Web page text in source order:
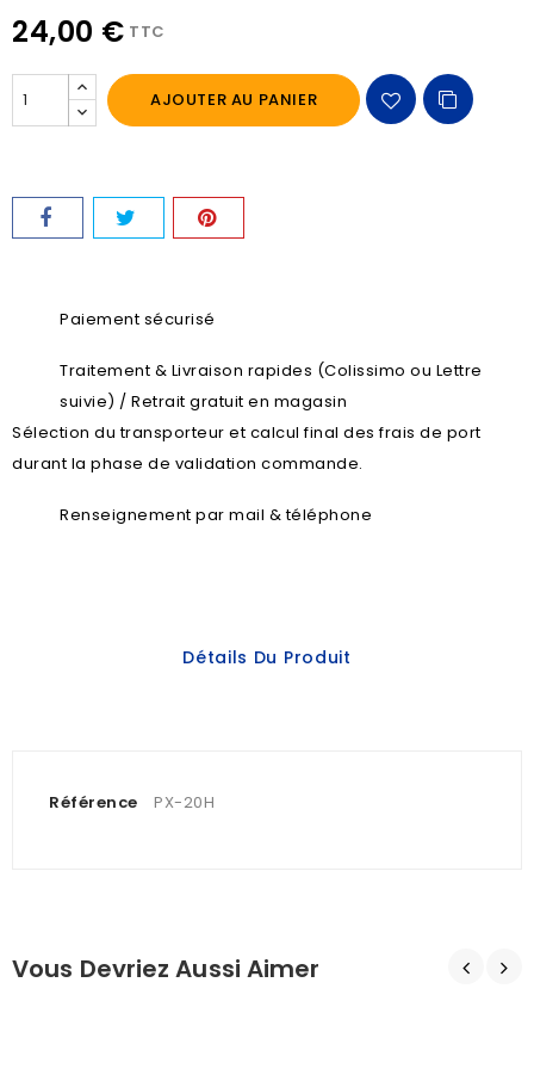
24,00 € TTC
AJOUTER AU PANIER
Paiement sécurisé
Traitement & Livraison rapides (Colissimo ou Lettre
suivie) / Retrait gratuit en magasin
Sélection du transporteur et calcul final des frais de port
durant la phase de validation commande.
Renseignement par mail & téléphone
Détails Du Produit
Référence PX-20H
Vous Devriez Aussi Aimer